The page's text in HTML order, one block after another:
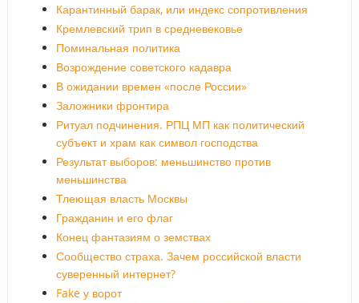
Карантинный барак, или индекс сопротивления
Кремлевский трип в средневековье
Поминальная политика
Возрождение советского кадавра
В ожидании времен «после России»
Заложники фронтира
Ритуал подчинения. РПЦ МП как политический
субъект и храм как символ господства
Результат выборов: меньшинство против
меньшинства
Тлеющая власть Москвы
Гражданин и его флаг
Конец фантазиям о земствах
Сообщество страха. Зачем российской власти
суверенный интернет?
Fake у ворот